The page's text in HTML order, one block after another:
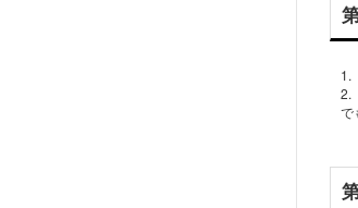
1.
2.
で